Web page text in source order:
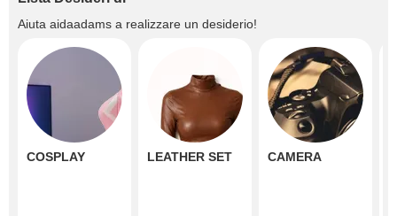
Aiuta aidaadams a realizzare un desiderio!
COSPLAY LEATHER SET CAMERA